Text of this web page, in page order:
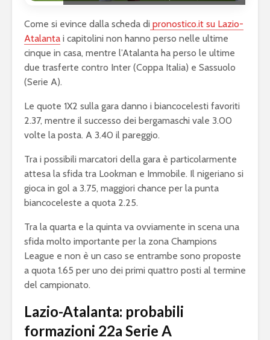
Come si evince dalla scheda di pronostico.it su Lazio-
Atalanta i capitolini non hanno perso nelle ultime
cinque in casa, mentre l’Atalanta ha perso le ultime
due trasferte contro Inter (Coppa Italia) e Sassuolo
(Serie A).
Le quote 1X2 sulla gara danno i biancocelesti favoriti
2.37, mentre il successo dei bergamaschi vale 3.00
volte la posta. A 3.40 il pareggio.
Tra i possibili marcatori della gara è particolarmente
attesa la sfida tra Lookman e Immobile. Il nigeriano si
gioca in gol a 3.75, maggiori chance per la punta
biancoceleste a quota 2.25.
Tra la quarta e la quinta va ovviamente in scena una
sfida molto importante per la zona Champions
League e non è un caso se entrambe sono proposte
a quota 1.65 per uno dei primi quattro posti al termine
del campionato.
Lazio-Atalanta: probabili
formazioni 22a Serie A